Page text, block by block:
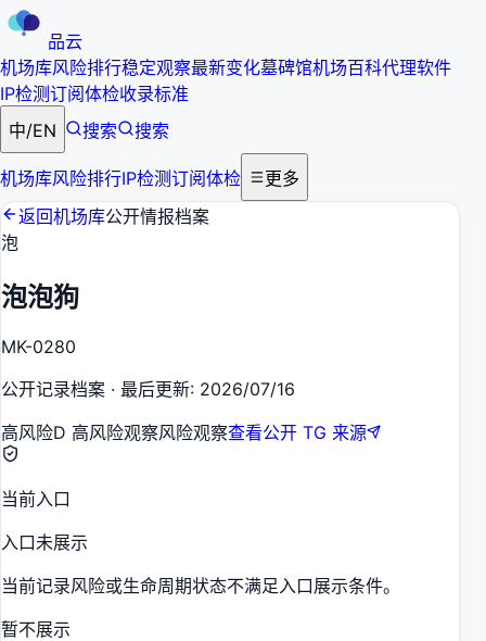
品云
机场库风险排行稳定观察最新变化墓碑馆机场百科代理软件
IP检测订阅体检收录标准
中/EN 搜索 搜索
机场库风险排行IP检测订阅体检
更多
返回机场库公开情报档案
泡
泡泡狗
MK-0280
公开记录档案 · 最后更新: 2026/07/16
高风险D 高风险观察风险观察查看公开 TG 来源
当前入口
入口未展示
当前记录风险或生命周期状态不满足入口展示条件。
暂不展示